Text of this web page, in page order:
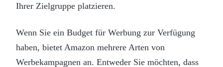
Ihrer Zielgruppe platzieren.
Wenn Sie ein Budget für Werbung zur Verfügung
haben, bietet Amazon mehrere Arten von
Werbekampagnen an. Entweder Sie möchten, dass